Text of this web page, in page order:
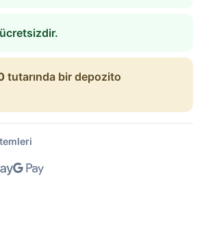
tutarında bir depozito